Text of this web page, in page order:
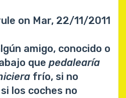
on Mar, 22/11/2011
amigo, conocido o
que pedalearía
frío, si no
los coches no